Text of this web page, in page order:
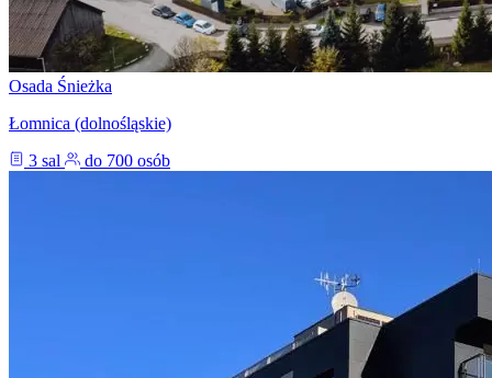
Osada Śnieżka
Łomnica (dolnośląskie)
3 sal
do 700 osób